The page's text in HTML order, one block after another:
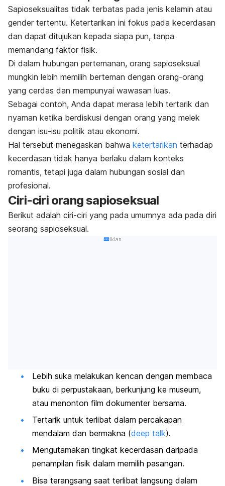
Sapioseksualitas tidak terbatas pada jenis kelamin atau
gender tertentu. Ketertarikan ini fokus pada kecerdasan
dan dapat ditujukan kepada siapa pun, tanpa
memandang faktor fisik.
Di dalam hubungan pertemanan, orang sapioseksual
mungkin lebih memilih berteman dengan orang-orang
yang cerdas dan mempunyai wawasan luas.
Sebagai contoh, Anda dapat merasa lebih tertarik dan
nyaman ketika berdiskusi dengan orang yang melek
dengan isu-isu politik atau ekonomi.
Hal tersebut menegaskan bahwa ketertarikan terhadap
kecerdasan tidak hanya berlaku dalam konteks
romantis, tetapi juga dalam hubungan sosial dan
profesional.
Ciri-ciri orang sapioseksual
Berikut adalah ciri-ciri yang pada umumnya ada pada diri
seorang sapioseksual.
Iklan
Lebih suka melakukan kencan dengan membaca
buku di perpustakaan, berkunjung ke museum,
atau menonton film dokumenter bersama.
Tertarik untuk terlibat dalam percakapan
mendalam dan bermakna (deep talk).
Mengutamakan tingkat kecerdasan daripada
penampilan fisik dalam memilih pasangan.
Bisa terangsang saat terlibat langsung dalam